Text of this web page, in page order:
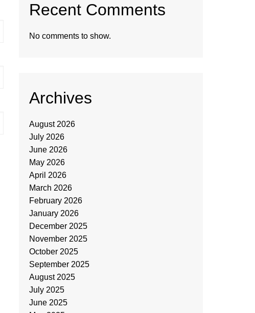
Recent Comments
No comments to show.
Archives
August 2026
July 2026
June 2026
May 2026
April 2026
March 2026
February 2026
January 2026
December 2025
November 2025
October 2025
September 2025
August 2025
July 2025
June 2025